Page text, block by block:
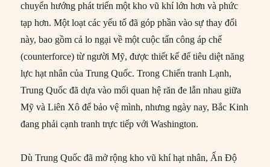
chuyển hướng phát triển một kho vũ khí lớn hơn và phức
tạp hơn. Một loạt các yếu tố đã góp phần vào sự thay đổi
này, bao gồm cả lo ngại về một cuộc tấn công áp chế
(counterforce) từ người Mỹ, được thiết kế để tiêu diệt năng
lực hạt nhân của Trung Quốc. Trong Chiến tranh Lạnh,
Trung Quốc đã dựa vào mối quan hệ răn đe lẫn nhau giữa
Mỹ và Liên Xô để bảo vệ mình, nhưng ngày nay, Bắc Kinh
đang phải cạnh tranh trực tiếp với Washington.
Dù Trung Quốc đã mở rộng kho vũ khí hạt nhân, Ấn Độ